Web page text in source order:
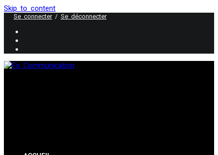
Skip to content
Se connecter/ Se déconnecter